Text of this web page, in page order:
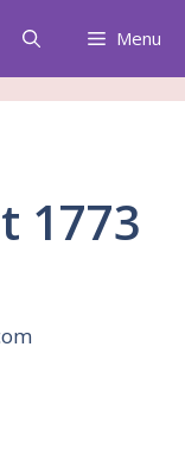
Menu
1773